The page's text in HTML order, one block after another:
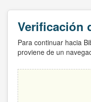
Verificación
Para continuar hacia
proviene de un